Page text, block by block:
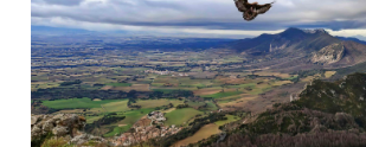
a
r
E
r